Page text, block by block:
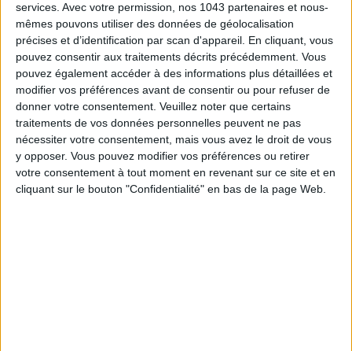
services. Avec votre permission, nos 1043 partenaires et nous-
mêmes pouvons utiliser des données de géolocalisation
précises et d’identification par scan d'appareil. En cliquant, vous
pouvez consentir aux traitements décrits précédemment. Vous
pouvez également accéder à des informations plus détaillées et
modifier vos préférences avant de consentir ou pour refuser de
donner votre consentement. Veuillez noter que certains
traitements de vos données personnelles peuvent ne pas
nécessiter votre consentement, mais vous avez le droit de vous
y opposer. Vous pouvez modifier vos préférences ou retirer
votre consentement à tout moment en revenant sur ce site et en
cliquant sur le bouton "Confidentialité" en bas de la page Web.
WHAT ARE THE BEST PALACE AFTERNOON TEAS?